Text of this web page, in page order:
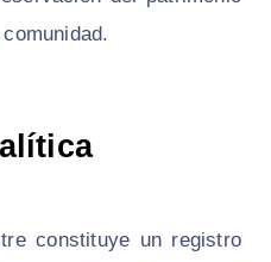
constituye un registro